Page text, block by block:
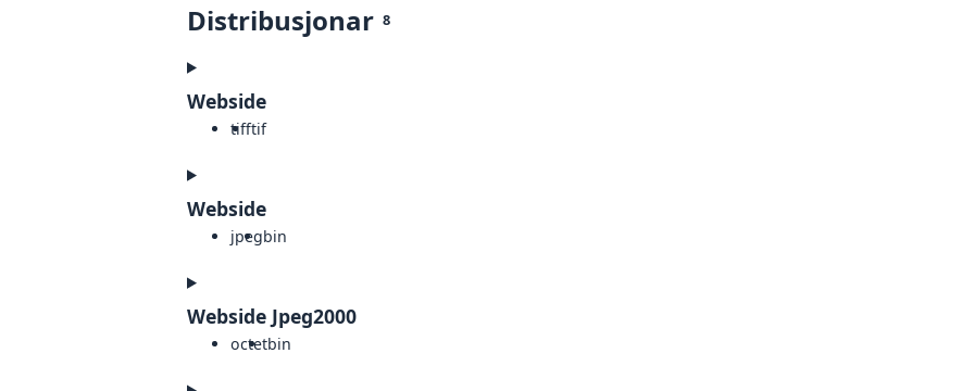
Distribusjonar 8
Webside
tifftif
Webside
jpegbin
Webside Jpeg2000
octetbin